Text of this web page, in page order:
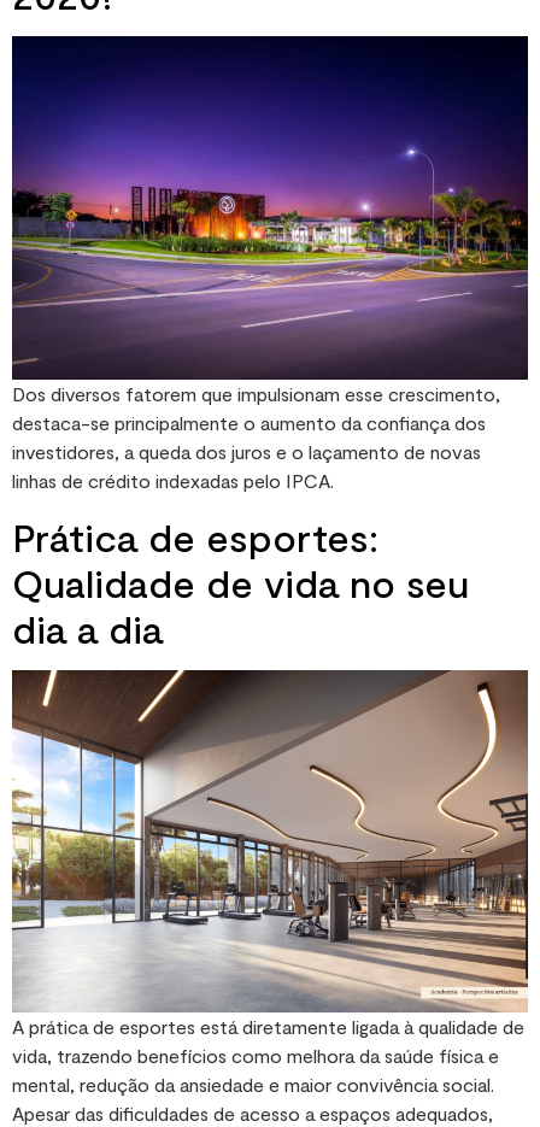
Dos diversos fatorem que impulsionam esse crescimento,
destaca-se principalmente o aumento da confiança dos
investidores, a queda dos juros e o laçamento de novas
linhas de crédito indexadas pelo IPCA.
Prática de esportes:
Qualidade de vida no seu
dia a dia
A prática de esportes está diretamente ligada à qualidade de
vida, trazendo benefícios como melhora da saúde física e
mental, redução da ansiedade e maior convivência social.
Apesar das dificuldades de acesso a espaços adequados,